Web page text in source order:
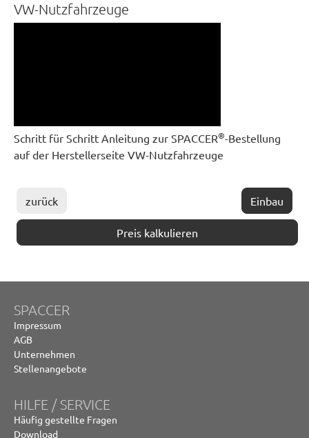
VW-Nutzfahrzeuge
Schritt für Schritt Anleitung zur SPACCER®-Bestellung
auf der Herstellerseite VW-Nutzfahrzeuge
zurück Einbau
Preis kalkulieren
SPACCER
Impressum
AGB
Unternehmen
Stellenangebote
HILFE / SERVICE
Häufig gestellte Fragen
Download